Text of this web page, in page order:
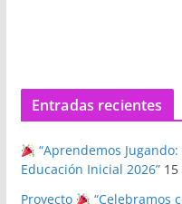
Entradas recientes
“Aprendemos
Educación Inicial 2026”
Proyecto
“Celebramos